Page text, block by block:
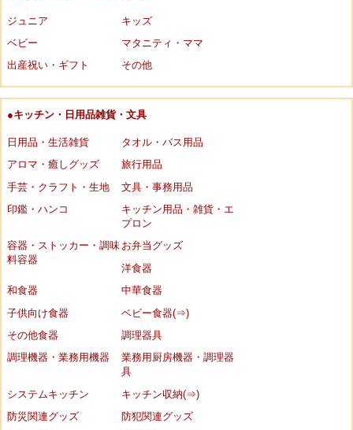
ジュニア
キッズ
ベビー
マタニティ・ママ
出産祝い・ギフト
その他
●キッチン・日用品雑貨・文具
日用品・生活雑貨
タオル・バス用品
アロマ・癒しグッズ
旅行用品
手芸・クラフト・生地
文具・事務用品
印鑑・ハンコ
キッチン用品・雑貨・エ
プロン
容器・ストッカー・調味
料容器
お弁当グッズ
洋食器
和食器
中華食器
子供向け食器
ベビー食器(⇒)
その他食器
調理器具
調理機器・業務用機器
業務用厨房機器・調理器
具
システムキッチン
キッチン収納(⇒)
防災関連グッズ
防犯関連グッズ